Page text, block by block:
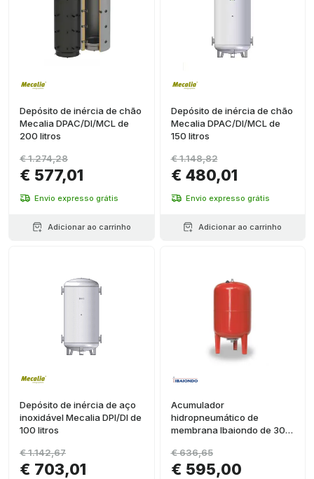
Depósito de inércia de chão
Mecalia DPAC/DI/MCL de
200 litros
€ 577,01
€ 1.274,28
Envio expresso grátis
Adicionar ao carrinho
Depósito de inércia de chão
Mecalia DPAC/DI/MCL de
150 litros
€ 480,01
€ 1.148,82
Envio expresso grátis
Adicionar ao carrinho
Depósito de inércia de aço
inoxidável Mecalia DPI/DI de
100 litros
€ 703,01
€ 1.142,67
Acumulador
hidropneumático de
membrana Ibaiondo de 300
€ 595,00
€ 636,65